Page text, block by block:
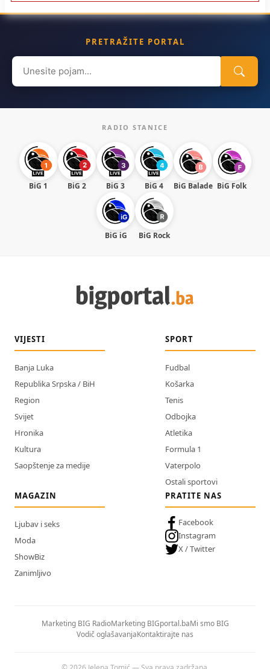
PRETRAŽITE PORTAL
Search
for:
RADIO STANICE
BiG 1 BiG 2 BiG 3 BiG 4 BiG Balade BiG Folk
BiG iG BiG Rock
VIJESTI
Banja Luka
Republika Srpska / BiH
Region
Svijet
Hronika
Kultura
Saopštenje za medije
SPORT
Fudbal
Košarka
Tenis
Odbojka
Atletika
Formula 1
Vaterpolo
Ostali sportovi
MAGAZIN
Ljubav i seks
Moda
ShowBiz
Zanimljivo
PRATITE NAS
Facebook
Instagram
X / Twitter
Marketing BIG RadioMarketing BIGportal.baMi smo BIG
Vodič oglašavanjaKontaktirajte nas